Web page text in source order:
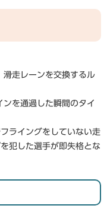
滑走レーンを交換するル
を通過した瞬間のタイ
ライングをしていない走
犯した選手が即失格とな